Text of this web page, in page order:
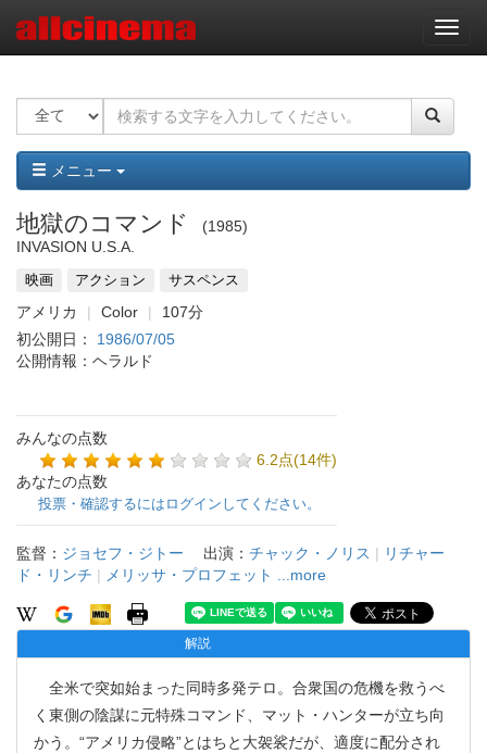
ナ
ビ
ー
ョ
ン
メニュー
地獄のコマンド
1985
INVASION U.S.A.
映画 アクション サスペンス
アメリカ Color
107分
初公開日： 1986/07/05
公開情報：ヘラルド
みんなの点数
6.2点(14件)
あなたの点数
投票・確認するにはログインしてください。
監督： ジョセフ・ジトー 出演： チャック・ノリス | リチャー
ド・リンチ | メリッサ・プロフェット ...more
解説
全米で突如始まった同時多発テロ。合衆国の危機を救うべ
く東側の陰謀に元特殊コマンド、マット・ハンターが立ち向
かう。“アメリカ侵略”とはちと大袈裟だが、適度に配分され